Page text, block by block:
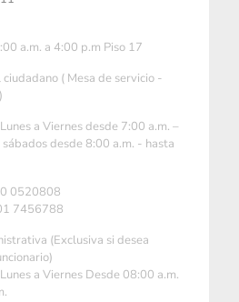
a.m. a 4:00 p.m Piso 17
( Mesa de servicio -
a Viernes desde 7:00 a.m. –
desde 8:00 a.m. - hasta
0520808
7456788
(Exclusiva si desea
a Viernes Desde 08:00 a.m.